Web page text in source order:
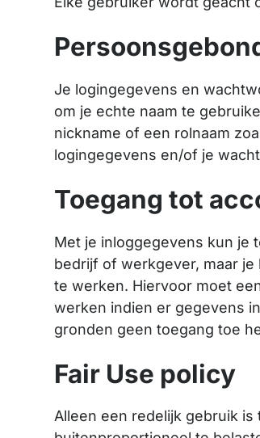
Je logingegevens en
om je echte naam te
nickname of een rolnaam
logingegevens en/of je
Toegang tot
Met je inloggegevens kun je
bedrijf of werkgever, maar
te werken. Hiervoor moet
werken indien er gegevens
gronden geen toegang toe
Fair Use policy
Alleen een redelijk gebruik